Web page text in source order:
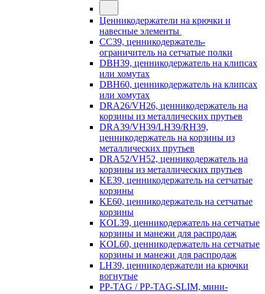
Ценникодержатели на крючки и
навесные элементы
CC39, ценникодержатель-
ограничитель на сетчатые полки
DBH39, ценникодержатель на клипсах
или хомутах
DBH60, ценникодержатель на клипсах
или хомутах
DRA26/VH26, ценникодержатель на
корзины из металлических прутьев
DRA39/VH39/LH39/RH39,
ценникодержатель на корзины из
металлических прутьев
DRA52/VH52, ценникодержатель на
корзины из металлических прутьев
KE39, ценникодержатель на сетчатые
корзины
KE60, ценникодержатель на сетчатые
корзины
KOL39, ценникодержатель на сетчатые
корзины и манежи для распродаж
KOL60, ценникодержатель на сетчатые
корзины и манежи для распродаж
LH39, ценникодержатели на крючки
вогнутые
PP-TAG / PP-TAG-SLIM, мини-